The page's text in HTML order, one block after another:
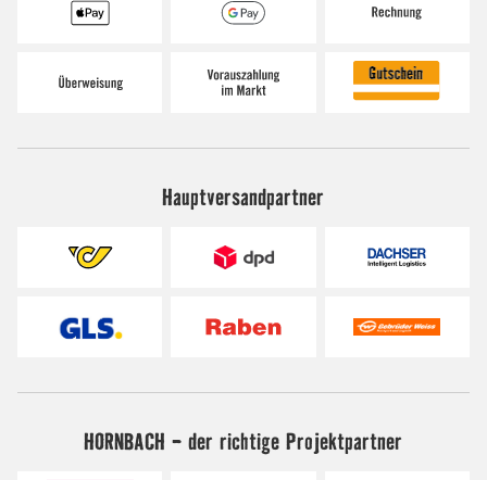
Hauptversandpartner
HORNBACH - der richtige Projektpartner